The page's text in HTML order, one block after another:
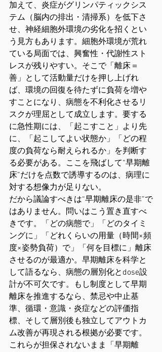
加えて、炎症がグリンパティックシス
テム（脳内の排出・清掃系）を低下さ
せ、神経細胞外環境の劣化を招くとい
う見方もあります。細胞外環境が荒れ
ている局面では、興奮性・代謝性スト
レスが残りやすい。そこで「離床＝
善」として活動量だけを押し上げれ
ば、環境の回復を待たずに負荷を増や
すことになり、病態を不利化させるリ
スクが理屈として成立します。要する
に急性期には、「起こすこと」より先
に、「起こしてよい状態か」「どの程
度の負荷なら耐えられるか」を判断す
る必要がある。ここを飛ばして“早期離
床”だけを点数で誘導するのは、病理に
対する想像力が足りない。
だから議論すべきは“早期離床の是非”で
はありません。問いはこう置き直すべ
きです。「どの病態で」「どのタイミ
ングに」「どれくらいの用量（時間×頻
度×姿勢負荷）で」「何を目標に」離床
させるのが最適か。早期離床を科学と
して語るなら、病態の層別化とdose設
計が不可欠です。もし制度として早期
離床を推進するなら、禁忌や中止基
準、循環・意識・炎症などの評価指
標、そして層別後も独立してアウトカ
ム改善が再現される根拠が必要です。
これらが担保されないまま「早期離